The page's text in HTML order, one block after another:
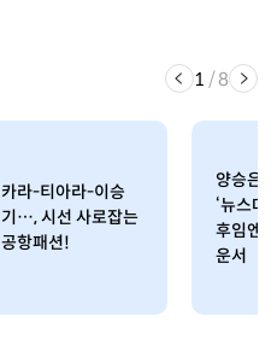
1 /8
카라-티아라-이승
기…, 시선 사로잡는
공항패션!
양승은
‘뉴스데
후임엔
운서